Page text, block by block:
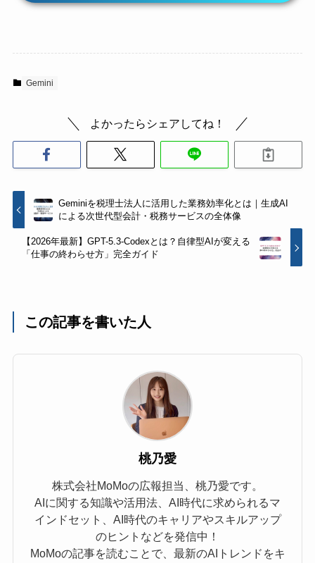
Gemini
よかったらシェアしてね！
Geminiを税理士法人に活用した業務効率化とは｜生成AI
による次世代型会計・税務サービスの全体像
【2026年最新】GPT-5.3-Codexとは？自律型AIが変える
「仕事の終わらせ方」完全ガイド
この記事を書いた人
桃乃愛
株式会社MoMoの広報担当、桃乃愛です。
AIに関する知識や活用法、AI時代に求められるマ
インドセット、AI時代のキャリアやスキルアップ
のヒントなどを発信中！
MoMoの記事を読むことで、最新のAIトレンドをキ